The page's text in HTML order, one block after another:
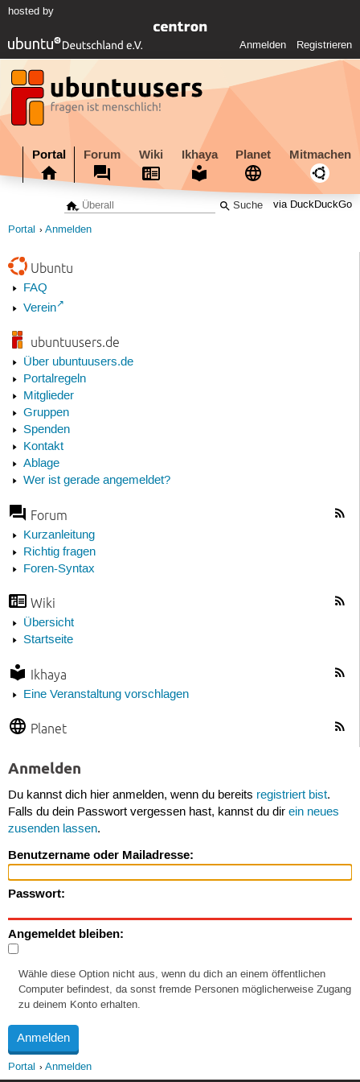
hosted by
Anmelden Registrieren
Portal Forum Wiki Ikhaya Planet Mitmachen
via DuckDuckGo
Portal Anmelden
Ubuntu
FAQ
Verein
ubuntuusers.de
Über ubuntuusers.de
Portalregeln
Mitglieder
Gruppen
Spenden
Kontakt
Ablage
Wer ist gerade angemeldet?
Forum
Kurzanleitung
Richtig fragen
Foren-Syntax
Wiki
Übersicht
Startseite
Ikhaya
Eine Veranstaltung vorschlagen
Planet
Anmelden
Du kannst dich hier anmelden, wenn du bereits registriert bist.
Falls du dein Passwort vergessen hast, kannst du dir ein neues
zusenden lassen.
Benutzername oder Mailadresse:
Passwort:
Angemeldet bleiben:
Wähle diese Option nicht aus, wenn du dich an einem öffentlichen
Computer befindest, da sonst fremde Personen möglicherweise Zugang
zu deinem Konto erhalten.
Portal Anmelden